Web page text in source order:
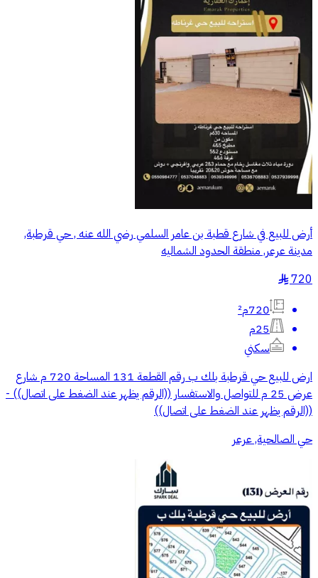
أرض للبيع في شارع قطبة بن عامر السلمي رضي الله عنه , حي قرطبة,
مدينة عرعر, منطقة الحدود الشماليه
720
§
720م²
25م
سكني
ارض للبيع حي قرطبة بلك ب رقم القطعة 131 المساحة 720 م شارع
عرض 25 م للتواصل والاستفسار ((الرقم يظهر عند الضغط على اتصال)) -
((الرقم يظهر عند الضغط على اتصال))
حي الصالحية, عرعر